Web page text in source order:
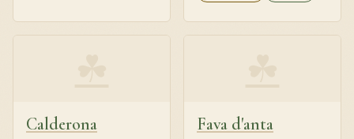
Calderona Fava d'anta